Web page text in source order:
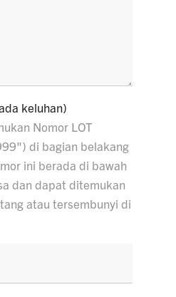
keluhan)
Nomor LOT
di bagian belakang
ini berada di bawah
dan dapat ditemukan
atau tersembunyi di